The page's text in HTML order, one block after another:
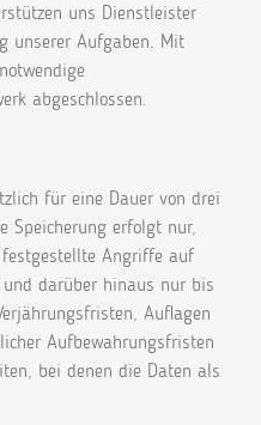
uns Dienstleister
unserer Aufgaben. Mit
abgeschlossen.
für eine Dauer von drei
Speicherung erfolgt nur,
Angriffe auf
darüber hinaus nur bis
Auflagen
Aufbewahrungsfristen
bei denen die Daten als